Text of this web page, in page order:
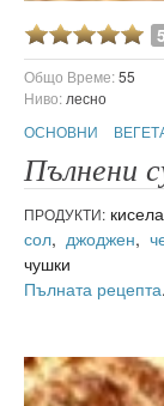
Общо Време:55
Ниво: лесно
ОСНОВНИ
Пълнени
ПРОДУКТИ:
сол, джоджен,
чушки
Пълната рецепта.